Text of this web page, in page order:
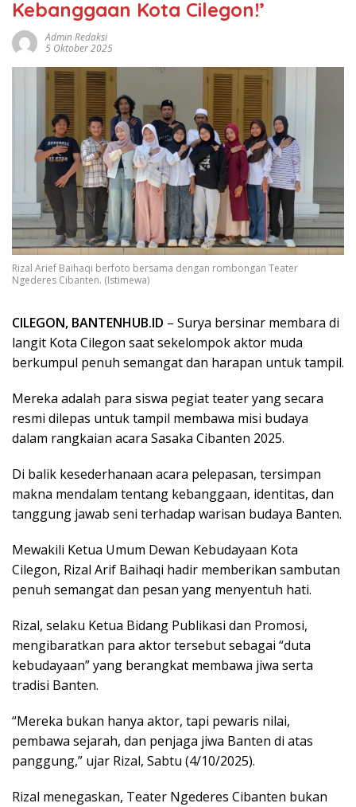
Kebanggaan Kota Cilegon!’
Admin Redaksi
5 Oktober 2025
Rizal Arief Baihaqi berfoto bersama dengan rombongan Teater
Ngederes Cibanten. (Istimewa)
CILEGON, BANTENHUB.ID – Surya bersinar membara di
langit Kota Cilegon saat sekelompok aktor muda
berkumpul penuh semangat dan harapan untuk tampil.
Mereka adalah para siswa pegiat teater yang secara
resmi dilepas untuk tampil membawa misi budaya
dalam rangkaian acara Sasaka Cibanten 2025.
Di balik kesederhanaan acara pelepasan, tersimpan
makna mendalam tentang kebanggaan, identitas, dan
tanggung jawab seni terhadap warisan budaya Banten.
Mewakili Ketua Umum Dewan Kebudayaan Kota
Cilegon, Rizal Arif Baihaqi hadir memberikan sambutan
penuh semangat dan pesan yang menyentuh hati.
Rizal, selaku Ketua Bidang Publikasi dan Promosi,
mengibaratkan para aktor tersebut sebagai “duta
kebudayaan” yang berangkat membawa jiwa serta
tradisi Banten.
“Mereka bukan hanya aktor, tapi pewaris nilai,
pembawa sejarah, dan penjaga jiwa Banten di atas
panggung,” ujar Rizal, Sabtu (4/10/2025).
Rizal menegaskan, Teater Ngederes Cibanten bukan